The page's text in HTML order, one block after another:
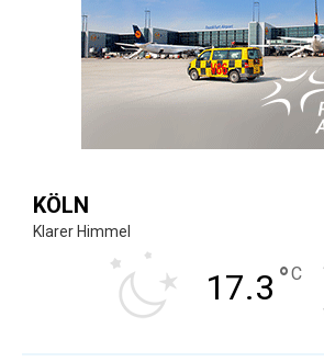
KÖLN
Klarer Himmel
17.3 °C